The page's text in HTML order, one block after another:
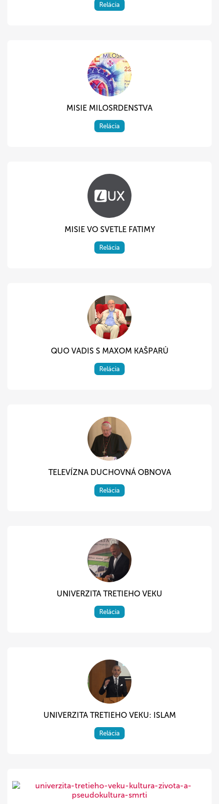
Relácia
MISIE MILOSRDENSTVA
Relácia
MISIE VO SVETLE FATIMY
Relácia
QUO VADIS S MAXOM KAŠPARŮ
Relácia
TELEVÍZNA DUCHOVNÁ OBNOVA
Relácia
UNIVERZITA TRETIEHO VEKU
Relácia
UNIVERZITA TRETIEHO VEKU: ISLAM
Relácia